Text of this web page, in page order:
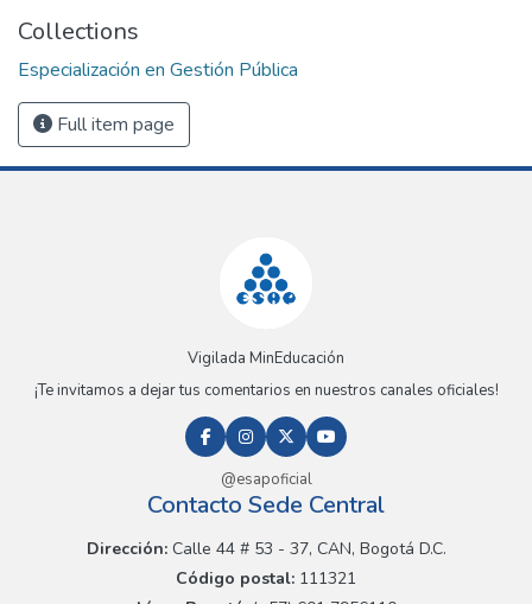
Collections
Especialización en Gestión Pública
Full item page
Vigilada MinEducación
¡Te invitamos a dejar tus comentarios en nuestros canales oficiales!
@esapoficial
Contacto Sede Central
Dirección:Calle 44 # 53 - 37, CAN, Bogotá D.C.
Código postal: 111321